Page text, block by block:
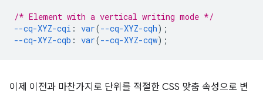
/* Element with a vertical writing mode */
--cq-XYZ-cqi : var(--cq-XYZ-cqh);
--cq-XYZ-cqb : var(--cq-XYZ-cqw);
이제 이전과 마찬가지로 단위를 적절한 CSS 맞춤 속성으로 변